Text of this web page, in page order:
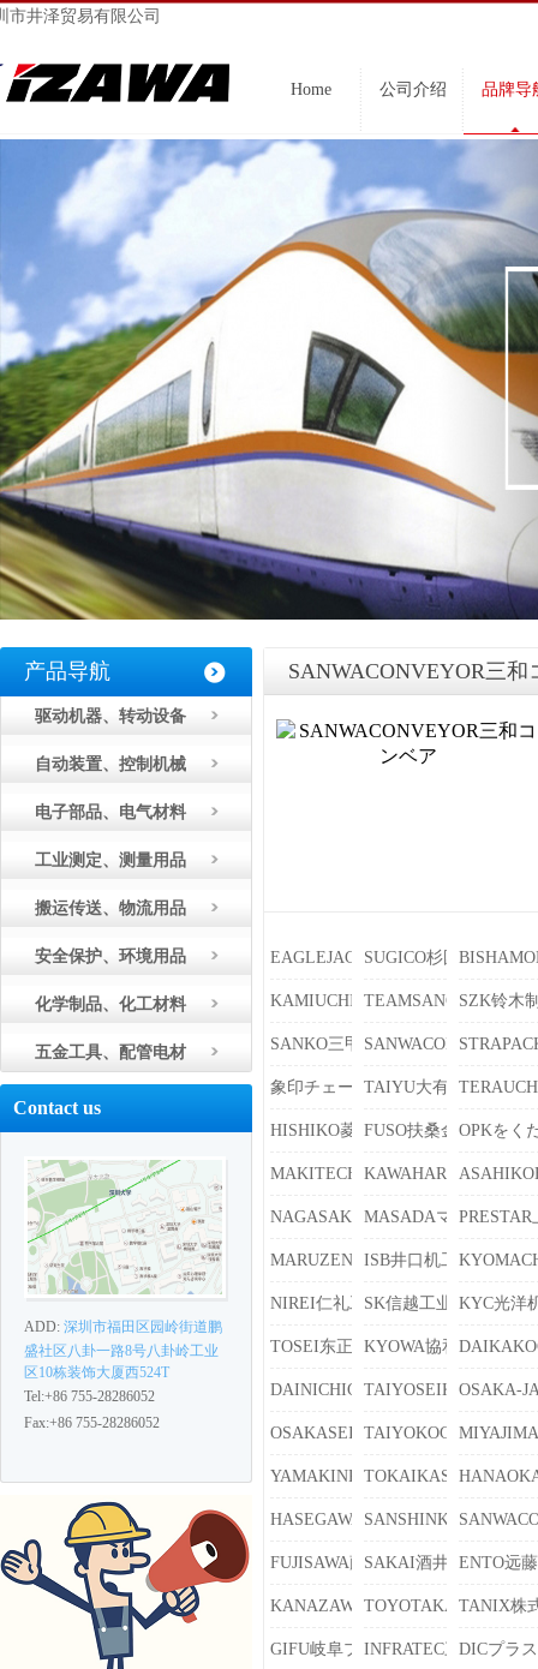
市井泽贸易有限公司
Home 公司介绍 品牌导
产品导航
驱动机器、转动设备
自动装置、控制机械
电子部品、电气材料
工业测定、测量用品
搬运传送、物流用品
安全保护、环境用品
化学制品、化工材料
五金工具、配管电材
Contact us
ADD: 深圳市福田区园岭街道鹏
盛社区八卦一路8号八卦岭工业
区10栋装饰大厦西524T
Tel:+86 755-28286052
Fax:+86 755-28286052
SANWACONVEYOR三和
EAGLEJACK今野制作所
SUGICO杉国工业
KAMIUCHI神内电机制作所
TEAMSANO佐野车辆
SZK铃木
SANKO三甲 SANWACONVEYOR
象印チェーンブロック
TAIYU大有
HISHIKO菱小FUSO扶桑金属工业
OPKをく
MAKITECHマキテック
KAWAHARA河原
NAGASAKI长崎千斤顶MASADAマサダ制作所
MARUZENSEIKO丸善精工
ISB井口机工制作所
NIREI仁礼工業SK信越工业 KYC光洋
TOSEI东正车辆KYOWA協和制作所
DAINICHICAN大日制罐TAIYOSEIKI大洋制器
OSAKA-
OSAKASEIKAN大阪制罐
TAIYOKOGYO太阳工
YAMAKINKOUGYOU山金工业
TOKAIKASEI东海化成
HASEGAWA长谷川工业SANSHINKINZOKU三
FUJISAWA藤沢工业SAKAI酒井化学工业
ENTO远
KANAZAWA金沢车辆TOYOTAKAKO丰田化
TANIX株
GIFU岐阜プラスチック工业
INFRATEC三菱树脂
DICプラ